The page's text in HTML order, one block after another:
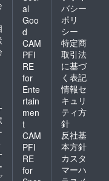
al
Goo
d
CAM
PFI
RE
for
Ente
rtain
men
t
CAM
PFI
RE
for
バシー
ポリ
シー
特定商
取引法
に基づ
く表記
情報セ
キュリ
ティ方
針
反社基
本方針
カスタ
マーハ